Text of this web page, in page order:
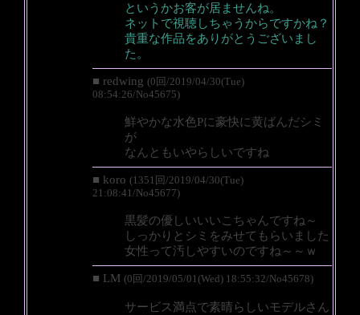
というかお客が居ませんね。
ネットで視聴しちゃうからですかね？
貴重な作品をありがとうございまし
た。
■ redwing (0回/2019/04/30(Tue)
08:54:26/No45675)
鮮やかな水色Pに豪快に黄ばんだシミ
が
なんともいやらしいですね
■ koro (1351回/2019/04/30(Tue)
21:08:41/No45677)
黒髪の優しいいいこちゃんですね～
しっかりとシミをみせてもらいました
女性って汚しやすいのですね～～ｗ
■ LM (0回/2019/05/01(Wed) 18:55:32/No45678)
サービス満点で素晴らしいモデルさん